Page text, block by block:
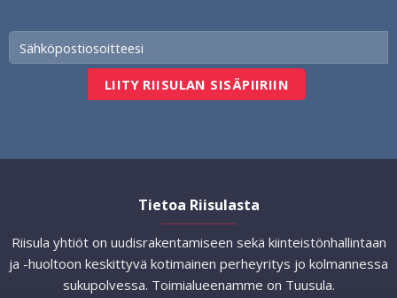
Tietoa Riisulasta
Riisula yhtiöt on uudisrakentamiseen sekä kiinteistönhallintaan
ja -huoltoon keskittyvä kotimainen perheyritys jo kolmannessa
sukupolvessa. Toimialueenamme on Tuusula.